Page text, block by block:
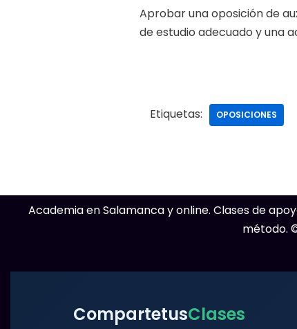
Aprobar una oposición de
de estudio adecuado y una
Etiquetas: OPOSICIONES
Academia en Salamanca y online. Clases de
método.
CompartetusClases